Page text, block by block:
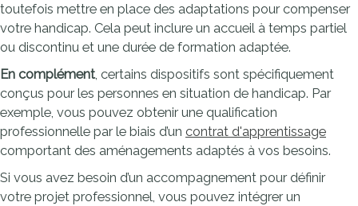
toutefois mettre en place des adaptations pour compenser
votre handicap. Cela peut inclure un accueil à temps partiel
ou discontinu et une durée de formation adaptée.
En complément, certains dispositifs sont spécifiquement
conçus pour les personnes en situation de handicap. Par
exemple, vous pouvez obtenir une qualification
professionnelle par le biais d’un contrat d'apprentissage
comportant des aménagements adaptés à vos besoins.
Si vous avez besoin d’un accompagnement pour définir
votre projet professionnel, vous pouvez intégrer un